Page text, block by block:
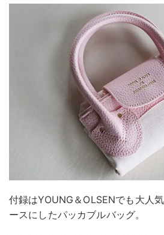
付録はYOUNG＆OLSENでも大人
ースにしたパッカブルバッグ。